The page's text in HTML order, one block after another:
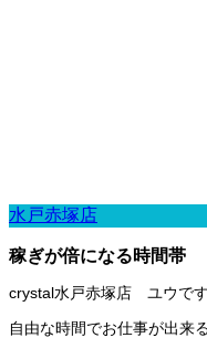
水戸赤塚店
稼ぎが倍になる時間帯
crystal水戸赤塚店 ユウです
自由な時間でお仕事が出来